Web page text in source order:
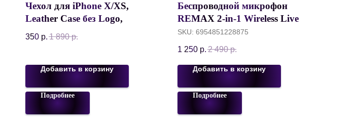
Чехол для iPhone X/XS,
Leather Case без Logo,
Искусственная кожа, Серый
350 р. 1 890 р.
Добавить в корзину
Подробнее
Беспроводной микрофон
REMAX 2-in-1 Wireless Live-
Stream Microphone K03 Type-
c, Черный
SKU: 6954851228875
1 250 р. 2 490 р.
Добавить в корзину
Подробнее